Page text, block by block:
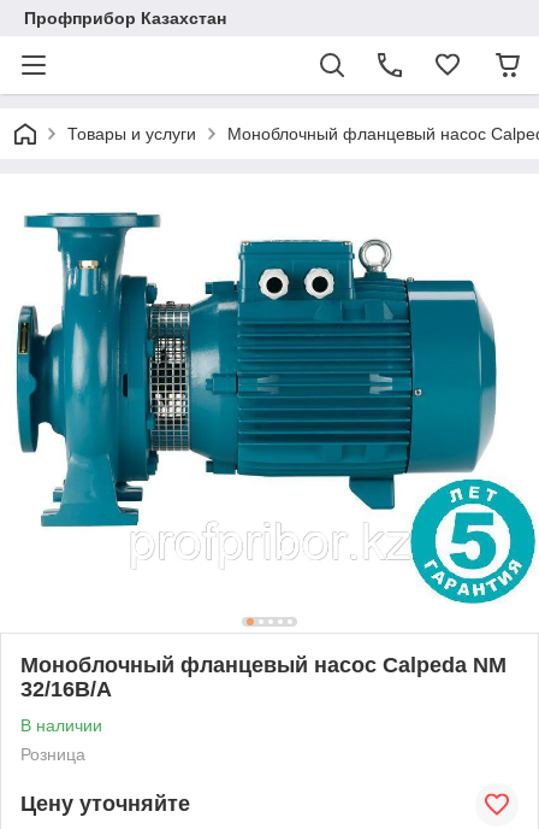
Профприбор Казахстан
Товары и услуги Моноблочный фланцевый насос
Моноблочный фланцевый насос Calpeda NM
32/16B/A
В наличии
Розница
Цену уточняйте